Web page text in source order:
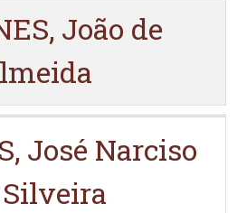
João de
José Narciso